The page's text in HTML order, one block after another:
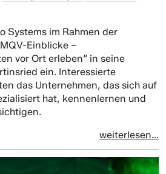
Systems im Rahmen der
Einblicke –
vor Ort erleben“ in seine
ein. Interessierte
das Unternehmen, das sich auf
hat, kennenlernen und
weiterlesen...